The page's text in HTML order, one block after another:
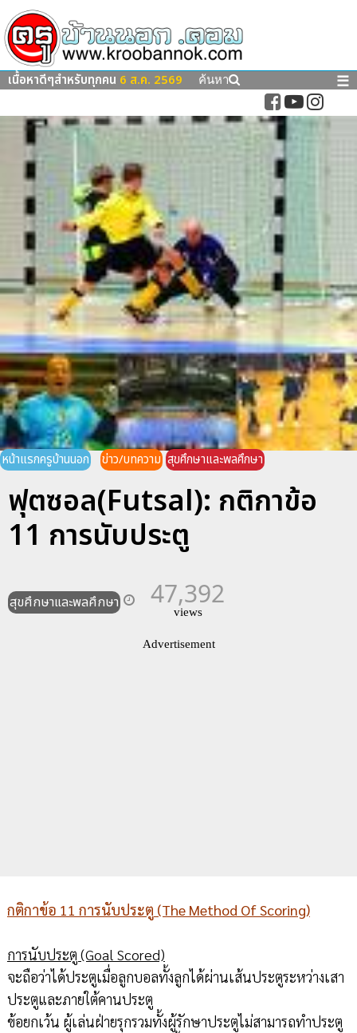
เนื้อหาดีๆสำหรับทุกคน 6 ส.ค. 2569 ค้นหา ☰
หน้าแรกครูบ้านนอก ข่าว/บทความ สุขศึกษาและพลศึกษา
ฟุตซอล(Futsal): กติกาข้อ
11 การนับประตู
สุขศึกษาและพลศึกษา 47,392
views
Advertisement
กติกาข้อ 11 การนับประตู (The Method Of Scoring)
การนับประตู (Goal Scored)
จะถือว่าได้ประตูเมื่อลูกบอลทั้งลูกได้ผ่านเส้นประตูระหว่างเสา
ประตูและภายใต้คานประตู
ข้อยกเว้น ผู้เล่นฝ่ายรุกรวมทั้งผู้รักษาประตูไม่สามารถทำประตู